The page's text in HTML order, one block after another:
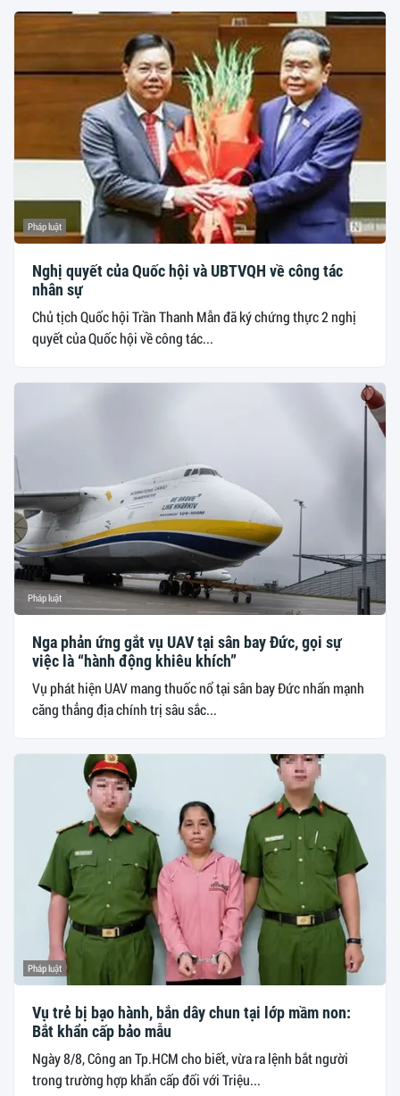
Pháp luật
Nghị quyết của Quốc hội và UBTVQH về công tác
nhân sự
Chủ tịch Quốc hội Trần Thanh Mẫn đã ký chứng thực 2 nghị
quyết của Quốc hội về công tác...
Pháp luật
Nga phản ứng gắt vụ UAV tại sân bay Đức, gọi sự
việc là “hành động khiêu khích”
Vụ phát hiện UAV mang thuốc nổ tại sân bay Đức nhấn mạnh
căng thẳng địa chính trị sâu sắc...
Pháp luật
Vụ trẻ bị bạo hành, bắn dây chun tại lớp mầm non:
Bắt khẩn cấp bảo mẫu
Ngày 8/8, Công an Tp.HCM cho biết, vừa ra lệnh bắt người
trong trường hợp khẩn cấp đối với Triệu...